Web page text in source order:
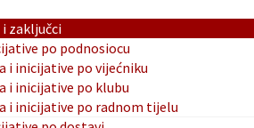
zaključci
po podnosiocu
i inicijative po vijećniku
i inicijative po klubu
i inicijative po radnom tijelu